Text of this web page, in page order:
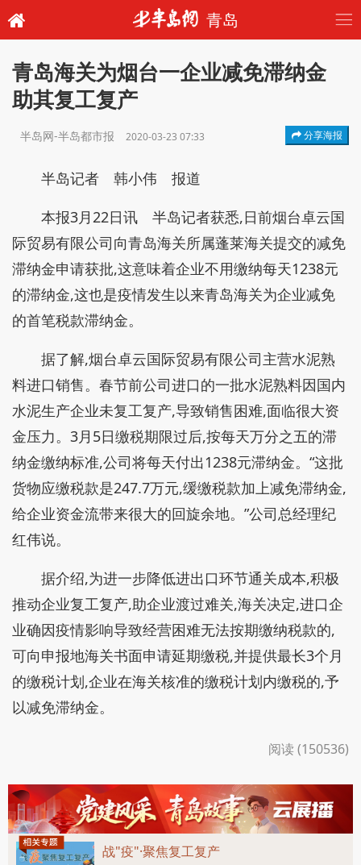
青岛
青岛海关为烟台一企业减免滞纳金
助其复工复产
半岛网-半岛都市报 2020-03-23 07:33 分享海报
半岛记者 韩小伟 报道
本报3月22日讯 半岛记者获悉,日前烟台卓云国
际贸易有限公司向青岛海关所属蓬莱海关提交的减免
滞纳金申请获批,这意味着企业不用缴纳每天1238元
的滞纳金,这也是疫情发生以来青岛海关为企业减免
的首笔税款滞纳金。
据了解,烟台卓云国际贸易有限公司主营水泥熟
料进口销售。春节前公司进口的一批水泥熟料因国内
水泥生产企业未复工复产,导致销售困难,面临很大资
金压力。3月5日缴税期限过后,按每天万分之五的滞
纳金缴纳标准,公司将每天付出1238元滞纳金。“这批
货物应缴税款是247.7万元,缓缴税款加上减免滞纳金,
给企业资金流带来很大的回旋余地。”公司总经理纪
红伟说。
据介绍,为进一步降低进出口环节通关成本,积极
推动企业复工复产,助企业渡过难关,海关决定,进口企
业确因疫情影响导致经营困难无法按期缴纳税款的,
可向申报地海关书面申请延期缴税,并提供最长3个月
的缴税计划,企业在海关核准的缴税计划内缴税的,予
以减免滞纳金。
阅读 (150536)
战"疫"·聚焦复工复产